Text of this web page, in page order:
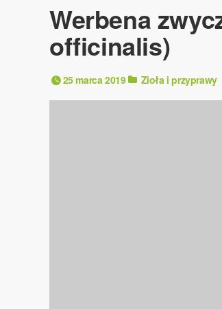
Werbena
officinalis)
25 marca 2019 Zioła i przyprawy